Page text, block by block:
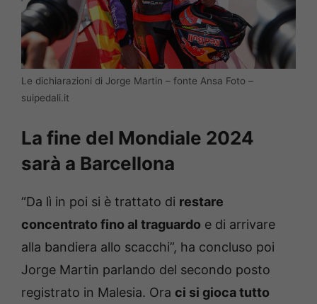
Le dichiarazioni di Jorge Martin – fonte Ansa Foto –
suipedali.it
La fine del Mondiale 2024
sarà a Barcellona
“Da lì in poi si è trattato di restare
concentrato fino al traguardo e di arrivare
alla bandiera allo scacchi”, ha concluso poi
Jorge Martin parlando del secondo posto
registrato in Malesia. Ora ci si gioca tutto